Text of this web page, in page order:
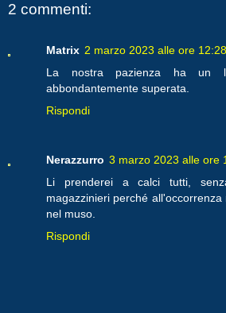
2 commenti:
Matrix 2 marzo 2023 alle ore 12:28
La nostra pazienza ha un
abbondantemente superata.
Rispondi
Nerazzurro 3 marzo 2023 alle ore
Li prenderei a calci tutti,
magazzinieri perché
nel muso.
Rispondi